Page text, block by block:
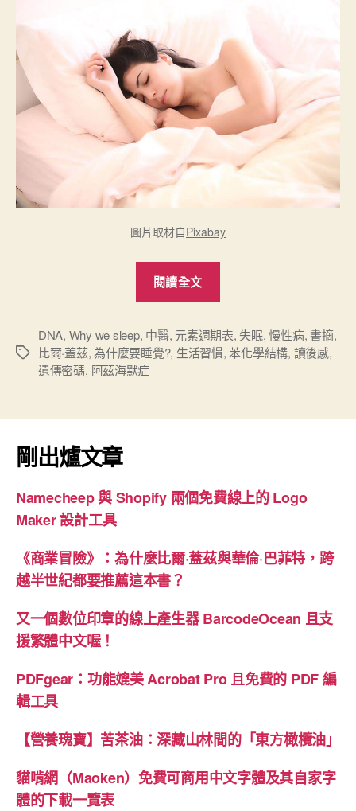
圖片取材自Pixabay
閱讀全文
要
睡
摘”
標
DNA, Why we sleep, 中醫, 元素週期表,失眠,慢性病, 書摘,
比爾·蓋茲,為什麼要睡覺?, 生活習慣,苯化學結構, 讀後感,
遺傳密碼, 阿茲海默症
剛出爐文章
Namecheep 與 Shopify 兩個免費線上的 Logo
Maker 設計工具
《商業冒險》：為什麼比爾·蓋茲與華倫·巴菲特，跨
越半世紀都要推薦這本書？
又一個數位印章的線上產生器 BarcodeOcean 且支
援繁體中文喔！
PDFgear：功能媲美 Acrobat Pro 且免費的 PDF 編
輯工具
【營養瑰寶】苦茶油：深藏山林間的「東方橄欖油」
貓啃網（Maoken）免費可商用中文字體及其自家字
體的下載一覽表